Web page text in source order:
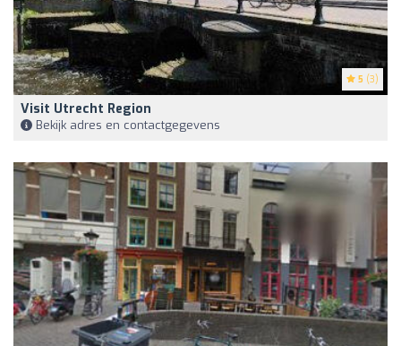
5 (3)
Visit Utrecht Region
Bekijk adres en contactgegevens